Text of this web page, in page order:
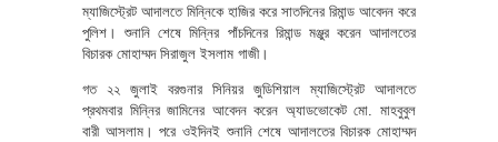
ম্যাজিস্ট্রেট আদালতে মিন্নিকে হাজির করে সাতদিনের রিমান্ড আবেদন করে
পুলিশ। শুনানি শেষে মিন্নির পাঁচদিনের রিমান্ড মঞ্জুর করেন আদালতের
বিচারক মোহাম্মদ সিরাজুল ইসলাম গাজী।
গত ২২ জুলাই বরগুনার সিনিয়র জুডিশিয়াল ম্যাজিস্ট্রেট আদালতে
প্রথমবার মিন্নির জামিনের আবেদন করেন অ্যাডভোকেট মো. মাহবুবুল
বারী আসলাম। পরে ওইদিনই শুনানি শেষে আদালতের বিচারক মোহাম্মদ